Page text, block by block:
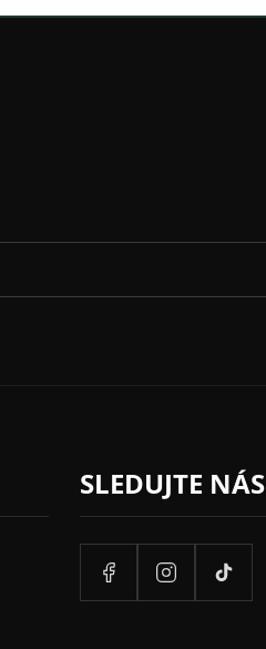
SLEDUJTE NÁS